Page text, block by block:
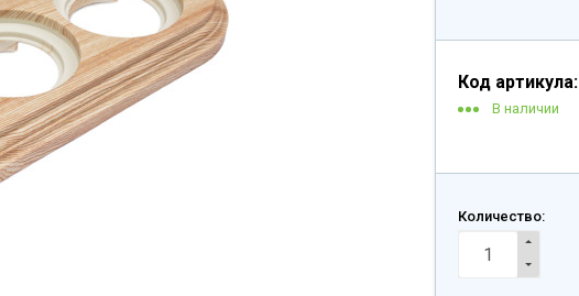
Код артикула:
В наличии
Количество: